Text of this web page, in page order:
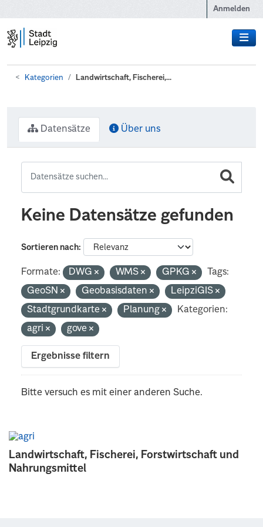
Anmelden
Kategorien Landwirtschaft, Fischerei,...
Landwirtschaft, Fischerei, Forstwirtschaft und
Nahrungsmittel
Datensätze Über uns
Keine Datensätze gefunden
Sortieren nach
Formate: DWG WMS GPKG
Tags:
GeoSN
Geobasisdaten
LeipziGIS
Stadtgrundkarte
Planung
Kategorien:
agri
gove
Ergebnisse filtern
Bitte versuch es mit einer anderen Suche.